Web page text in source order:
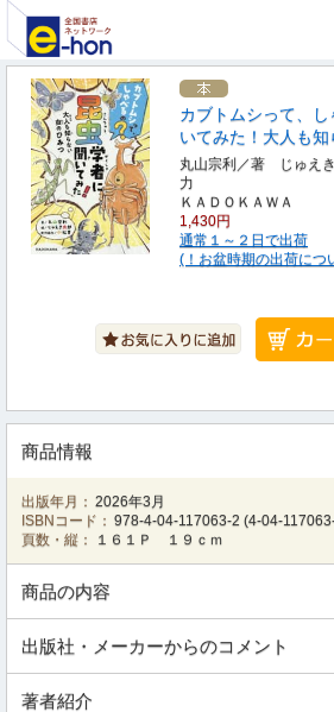
カブトムシって、
いてみた！大人も
丸山宗利／著 じゅえ
力
ＫＡＤＯＫＡＷＡ
1,430円
通常１～２日で出荷
(！お盆時期の出荷につ
商品情報
出版年月： 2026年3月
ISBNコード： 978-4-04-117063-2 (4-04-
頁数・縦：
１６１Ｐ １９ｃｍ
商品の内容
出版社・メーカーからのコメント
著者紹介